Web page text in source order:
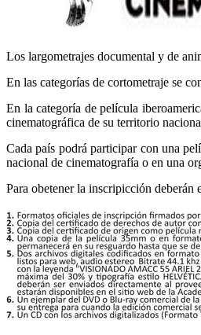
Los largometrajes documental y de
En las categorías de cortometraje se
En la categoría de película
cinematográfica de su territorio
Cada país podrá participar con una
nacional de cinematografía o en una
Para obetener la inscripicción deberán